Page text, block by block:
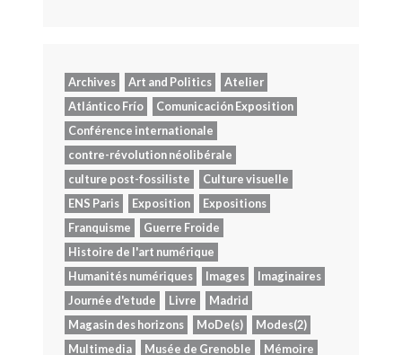
Archives Art and Politics
Atelier
Atlántico Frío
Comunicación Exposition
Conférence internationale
contre-révolution néolibérale
culture post-fossiliste
Culture visuelle
ENS Paris
Exposition
Expositions
Franquisme
Guerre Froide
Histoire de l'art numérique
Humanités numériques
Images
Imaginaires
Journée d'etude
Livre
Madrid
Magasin des horizons
MoDe(s)
Modes(2)
Multimedia
Musée de Grenoble
Mémoire